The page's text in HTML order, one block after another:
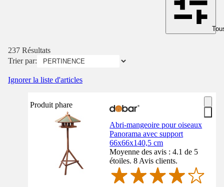
237 Résultats
Trier par:
Ignorer la liste d'articles
Produit phare
Abri-mangeoire pour oiseaux
Panorama avec support
66x66x140,5 cm
Moyenne des avis : 4.1 de 5
étoiles. 8 Avis clients.